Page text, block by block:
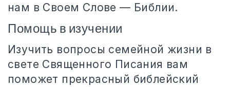
нам в Своем Слове — Библии.
Помощь в изучении
Изучить вопросы семейной жизни в
свете Священного Писания вам
поможет прекрасный библейский